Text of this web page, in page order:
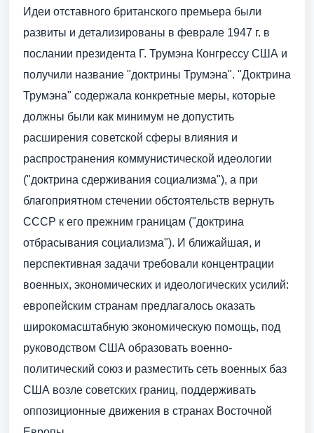
Идеи отставного британского премьера были
развиты и детализированы в феврале 1947 г. в
послании президента Г. Трумэна Конгрессу США и
получили название "доктрины Трумэна". "Доктрина
Трумэна" содержала конкретные меры, которые
должны были как минимум не допустить
расширения советской сферы влияния и
распространения коммунистической идеологии
("доктрина сдерживания социализма"), а при
благоприятном стечении обстоятельств вернуть
СССР к его прежним границам ("доктрина
отбрасывания социализма"). И ближайшая, и
перспективная задачи требовали концентрации
военных, экономических и идеологических усилий:
европейским странам предлагалось оказать
широкомасштабную экономическую помощь, под
руководством США образовать военно-
политический союз и разместить сеть военных баз
США возле советских границ, поддерживать
оппозиционные движения в странах Восточной